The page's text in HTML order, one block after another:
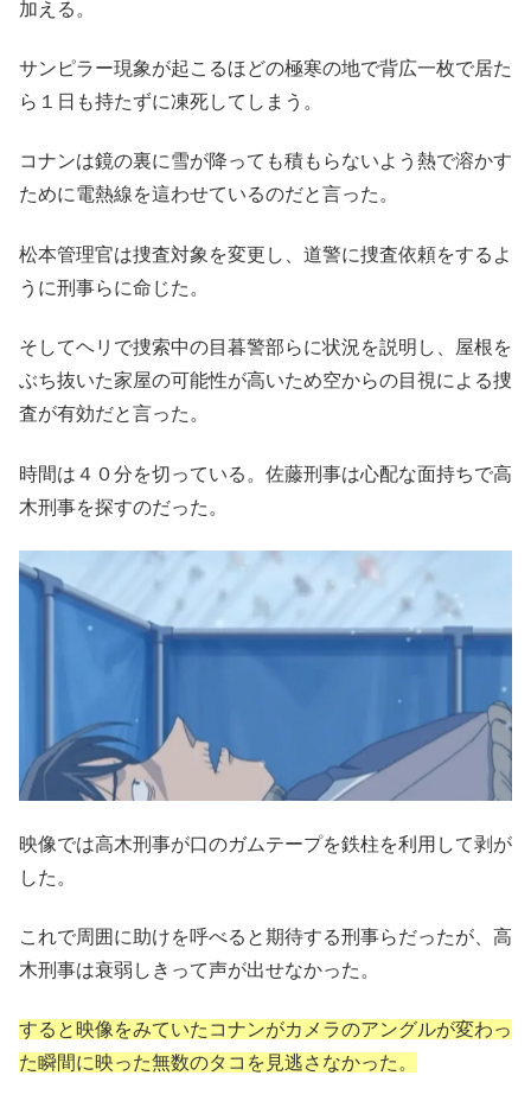
加える。
サンピラー現象が起こるほどの極寒の地で背広一枚で居た
ら１日も持たずに凍死してしまう。
コナンは鏡の裏に雪が降っても積もらないよう熱で溶かす
ために電熱線を這わせているのだと言った。
松本管理官は捜査対象を変更し、道警に捜査依頼をするよ
うに刑事らに命じた。
そしてヘリで捜索中の目暮警部らに状況を説明し、屋根を
ぶち抜いた家屋の可能性が高いため空からの目視による捜
査が有効だと言った。
時間は４０分を切っている。佐藤刑事は心配な面持ちで高
木刑事を探すのだった。
映像では高木刑事が口のガムテープを鉄柱を利用して剥が
した。
これで周囲に助けを呼べると期待する刑事らだったが、高
木刑事は衰弱しきって声が出せなかった。
すると映像をみていたコナンがカメラのアングルが変わっ
た瞬間に映った無数のタコを見逃さなかった。